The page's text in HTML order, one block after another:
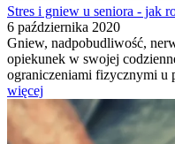
Stres i gniew u seniora - jak
6 października 2020
Gniew, nadpobudliwość,
opiekunek w swojej
ograniczeniami fizycznymi u
więcej